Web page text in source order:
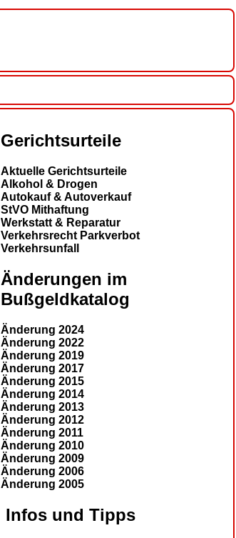
Gerichtsurteile
Aktuelle Gerichtsurteile
Alkohol & Drogen
Autokauf & Autoverkauf
StVO Mithaftung
Werkstatt & Reparatur
Verkehrsrecht Parkverbot
Verkehrsunfall
Änderungen im
Bußgeldkatalog
Änderung 2024
Änderung 2022
Änderung 2019
Änderung 2017
Änderung 2015
Änderung 2014
Änderung 2013
Änderung 2012
Änderung 2011
Änderung 2010
Änderung 2009
Änderung 2006
Änderung 2005
Infos und Tipps